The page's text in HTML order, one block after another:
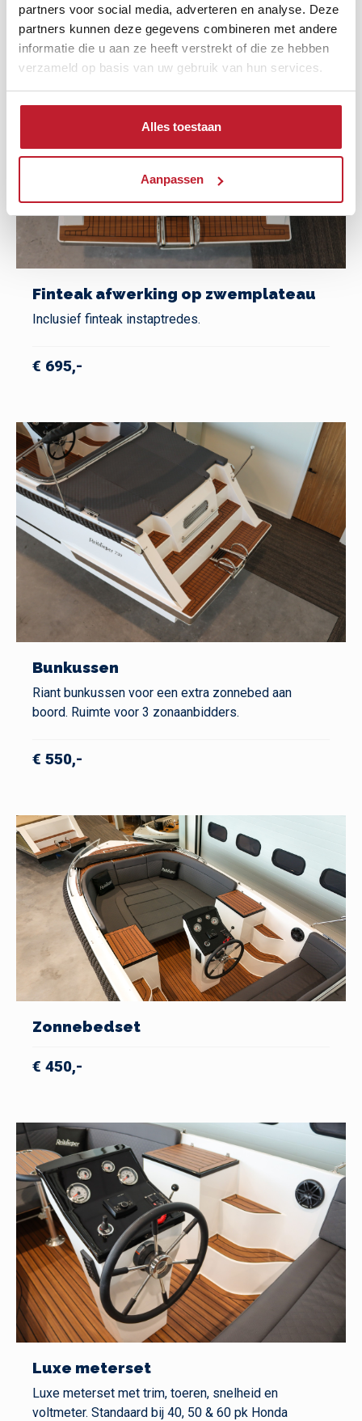
partners voor social media, adverteren en analyse. Deze
partners kunnen deze gegevens combineren met andere
informatie die u aan ze heeft verstrekt of die ze hebben
verzameld op basis van uw gebruik van hun services.
Alles toestaan
Aanpassen
Finteak afwerking op zwemplateau
Inclusief finteak instaptredes.
€ 695,-
Bunkussen
Riant bunkussen voor een extra zonnebed aan
boord. Ruimte voor 3 zonaanbidders.
€ 550,-
Zonnebedset
€ 450,-
Luxe meterset
Luxe meterset met trim, toeren, snelheid en
voltmeter. Standaard bij 40, 50 & 60 pk Honda